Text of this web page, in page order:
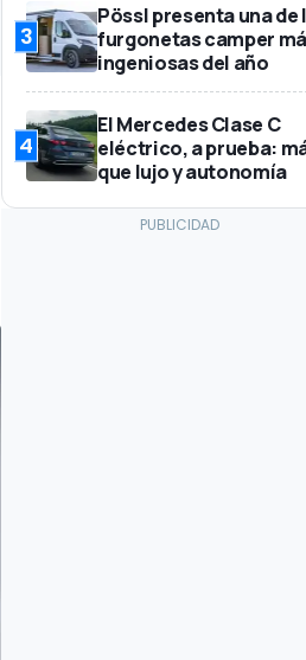
3
Pössl presenta una de
furgonetas camper
ingeniosas del año
4
El Mercedes Clase C
eléctrico, a prueba:
que lujo y autonomía